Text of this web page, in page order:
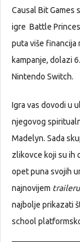
Causal Bit Games
igre Battle
puta više
kampanje, dolazi
Nintendo Switch.
Igra vas dovodi u
njegovog
Madelyn. Sada
zlikovce koji su ih
opet puna svojih
najnovijem traileru
najbolje prikazati
school